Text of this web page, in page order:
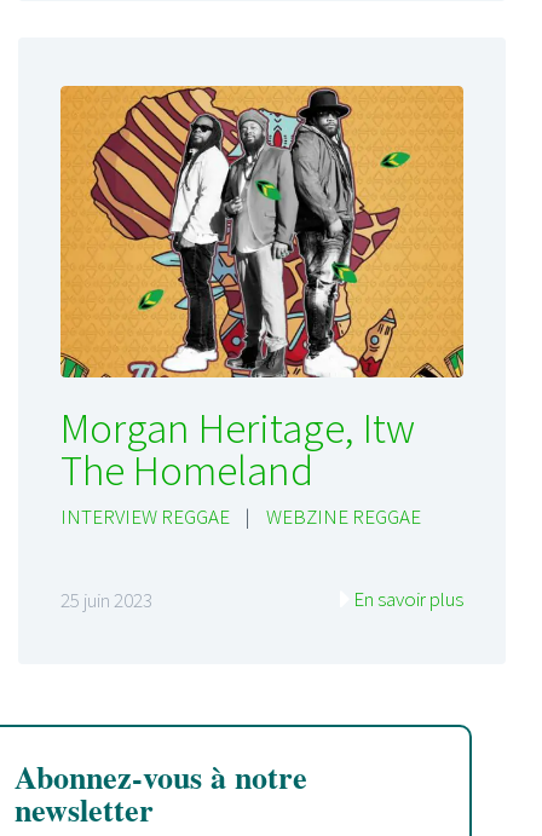
Morgan Heritage, Itw
The Homeland
INTERVIEW REGGAE | WEBZINE REGGAE
25 juin 2023 En savoir plus
Abonnez-vous à notre
newsletter